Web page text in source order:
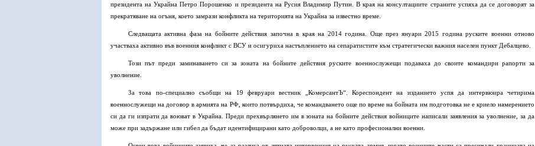
президента на Украйна Петро Порошенко и президента на Русия Владимир Путин. В края на консултациите страните успяха да се договорят за
прекратяване на огъня, което замрази конфликта на територията на Украйна за известно време.
Следващата активна фаза на бойните действия започна в края на 2014 година. Още през януари 2015 година руските военни отново
участваха активно във военния конфликт с ВСУ и осигуриха настъплението на сепаратистите към стратегически важния населен пункт Дебалцево.
Този път преди заминаването си за зоната на бойните действия руските военнослужещи подаваха до своите командири рапорти за
уволнение.
За това по-специално съобщи на 19 февруари вестник „КомерсантЪ“. Кореспондент на изданието успя да интервюира четирима
военнослужещи на договор в армията на РФ, които потвърдиха, че командването още по време на бойната им подготовка не е криело намерението
си да ги изпрати да воюват в Украйна. Преди прехвърлянето им в зоната на бойните действия войниците написали заявления за уволнение, за да
може при задържане или гибел да бъдат идентифицирани като доброволци, а не като професионални военни.